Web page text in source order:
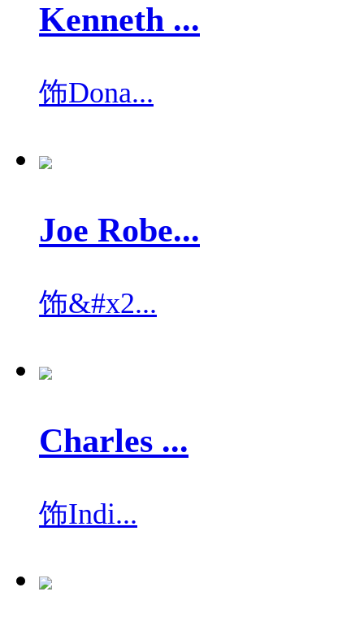
Kenneth ...
饰Dona...
Joe Robe...
饰&#x2...
Charles ...
饰Indi...